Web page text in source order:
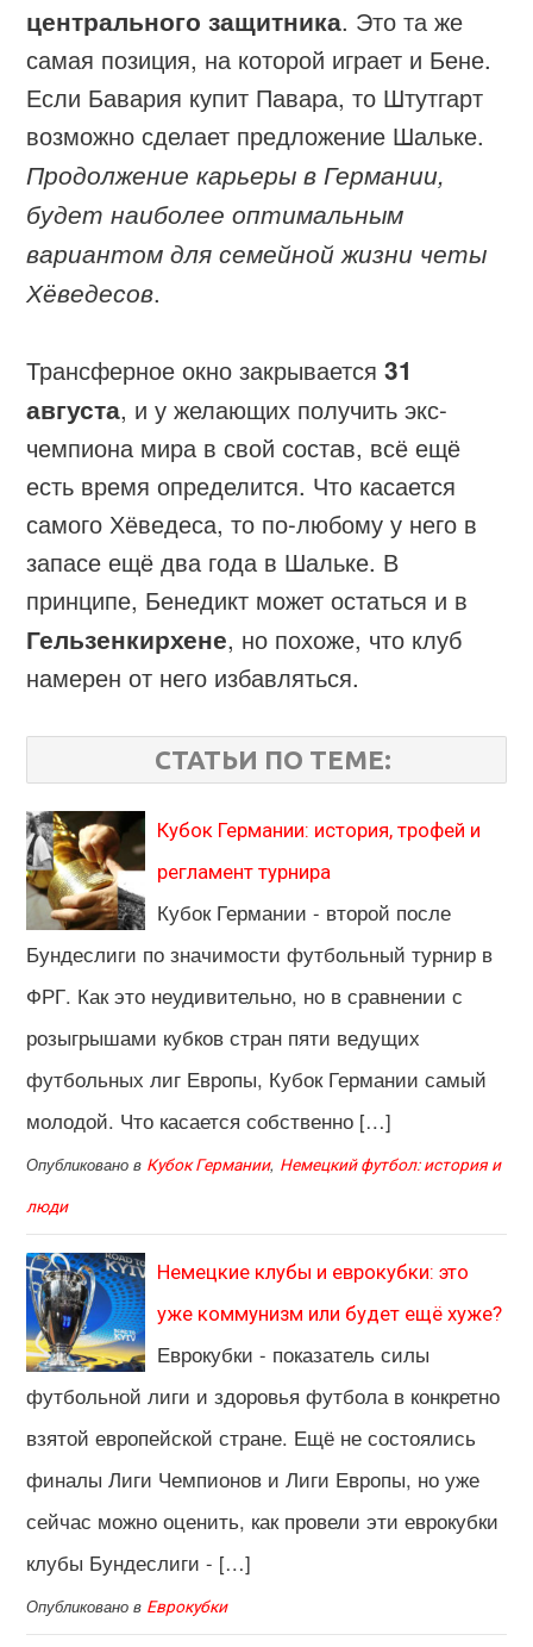
центрального защитника. Это та же
самая позиция, на которой играет и Бене.
Если Бавария купит Павара, то Штутгарт
возможно сделает предложение Шальке.
Продолжение карьеры в Германии,
будет наиболее оптимальным
вариантом для семейной жизни четы
Хёведесов.
Трансферное окно закрывается31
августа, и у желающих получить экс-
чемпиона мира в свой состав, всё ещё
есть время определится. Что касается
самого Хёведеса, то по-любому у него в
запасе ещё два года в Шальке. В
принципе, Бенедикт может остаться и в
Гельзенкирхене, но похоже, что клуб
намерен от него избавляться.
СТАТЬИ ПО ТЕМЕ:
Кубок Германии: история, трофей и
регламент турнира
Кубок Германии - второй после
Бундеслиги по значимости футбольный турнир в
ФРГ. Как это неудивительно, но в сравнении с
розыгрышами кубков стран пяти ведущих
футбольных лиг Европы, Кубок Германии самый
молодой. Что касается собственно […]
Опубликовано в Кубок Германии, Немецкий футбол: история и
люди
Немецкие клубы и еврокубки: это
уже коммунизм или будет ещё хуже?
Еврокубки - показатель силы
футбольной лиги и здоровья футбола в конкретно
взятой европейской стране. Ещё не состоялись
финалы Лиги Чемпионов и Лиги Европы, но уже
сейчас можно оценить, как провели эти еврокубки
клубы Бундеслиги - […]
Опубликовано в Еврокубки